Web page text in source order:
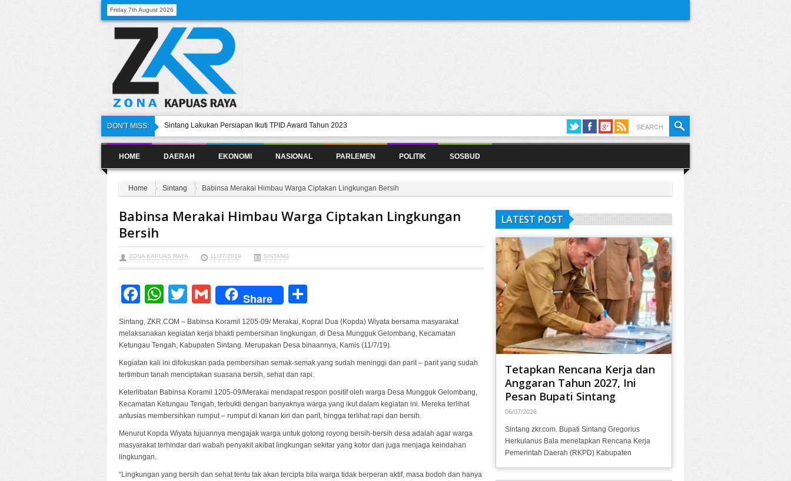
Friday 7th August 2026
DON'T MISS:
Sintang Lakukan Persiapan Ikuti TPID Award Tahun 2023
Wabub Hadiri Peresmian Gedung Serbaguna Paroki Maria Ratu
Damai Di Tempunak
PMKS di Sintang Diminta Beli Sawit Petani Mandiri
DPRD Sintang Desak Pemkab Bertindak Sebelum Ada Korban
HOME DAERAH EKONOMI NASIONAL PARLEMEN POLITIK SOSBUD
Home Sintang Babinsa Merakai Himbau Warga Ciptakan Lingkungan Bersih
Babinsa Merakai Himbau Warga Ciptakan Lingkungan
Bersih
ZONA KAPUAS RAYA 11/07/2019 SINTANG
Facebook
WhatsApp
TwitterGmail
Share
Sintang, ZKR.COM – Babinsa Koramil 1205-09/ Merakai, Kopral Dua (Kopda) Wiyata bersama masyarakat
melaksanakan kegiatan kerja bhakti pembersihan lingkungan, di Desa Mungguk Gelombang, Kecamatan
Ketungau Tengah, Kabupaten Sintang. Merupakan Desa binaannya, Kamis (11/7/19).
Kegiatan kali ini difokuskan pada pembersihan semak-semak yang sudah meninggi dan parit – parit yang sudah
tertimbun tanah menciptakan suasana bersih, sehat dan rapi.
Keterlibatan Babinsa Koramil 1205-09/Merakai mendapat respon positif oleh warga Desa Mungguk Gelombang,
Kecamatan Ketungau Tengah, terbukti dengan banyaknya warga yang ikut dalam kegiatan ini. Mereka terlihat
antusias membersihkan rumput – rumput di kanan kiri dan parit, hingga terlihat rapi dan bersih.
Menurut Kopda Wiyata tujuannya mengajak warga untuk gotong royong bersih-bersih desa adalah agar warga
masyarakat terhindar dari wabah penyakit akibat lingkungan sekitar yang kotor dan juga menjaga keindahan
lingkungan.
“Lingkungan yang bersih dan sehat tentu tak akan tercipta bila warga tidak berperan aktif, masa bodoh dan hanya
LATEST POST
Tetapkan Rencana Kerja dan
Anggaran Tahun 2027, Ini
Pesan Bupati Sintang
06/07/2026
Sintang zkr.com. Bupati Sintang Gregorius
Herkulanus Bala menetapkan Rencana Kerja
Pemerintah Daerah (RKPD) Kabupaten